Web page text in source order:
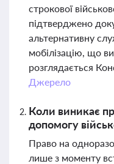
строкової
підтверджено
альтернативну
мобілізацію, що
розглядається
Джерело
Коли виникає
допомогу
Право на
лише з моменту